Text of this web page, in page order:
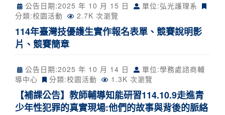
公告日期:2025 年 10 月 15 日
單位:弘光護理系
分類:校園活動 2.7K 次瀏覽
114年臺灣技優護生實作報名表單、競賽說明影
片、競賽簡章
公告日期:2025 年 10 月 14 日
單位:學務處諮商輔
導中心
分類:校園活動 1.3K 次瀏覽
【補課公告】教師輔導知能研習114.10.9走進青
少年性犯罪的真實現場:他們的故事與背後的脈絡